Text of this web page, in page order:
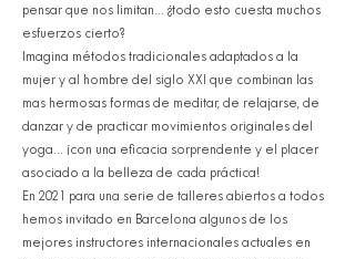
pensar que nos limitan... ¿todo esto cuesta muchos
esfuerzos cierto?
Imagina métodos tradicionales adaptados a la
mujer y al hombre del siglo XXI que combinan las
mas hermosas formas de meditar, de relajarse, de
danzar y de practicar movimientos originales del
yoga... ¡con una eficacia sorprendente y el placer
asociado a la belleza de cada práctica!
En 2021 para una serie de talleres abiertos a todos
hemos invitado en Barcelona algunos de los
mejores instructores internacionales actuales en